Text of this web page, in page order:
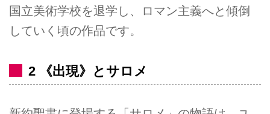
国立美術学校を退学し、ロマン主義へと傾倒
していく頃の作品です。
2 《出現》とサロメ